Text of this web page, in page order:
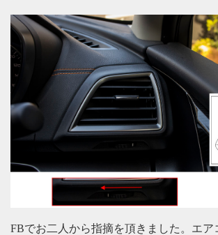
FBでお二人から指摘を頂きました。エア